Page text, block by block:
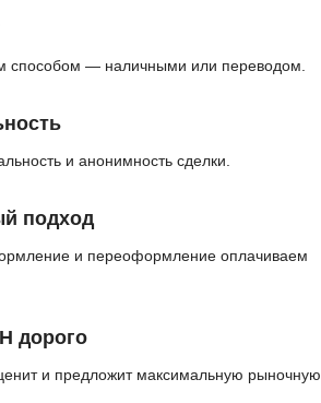
способом — наличными или переводом.
и анонимность сделки.
подход
и переоформление оплачиваем
дорого
и предложит максимальную рыночную